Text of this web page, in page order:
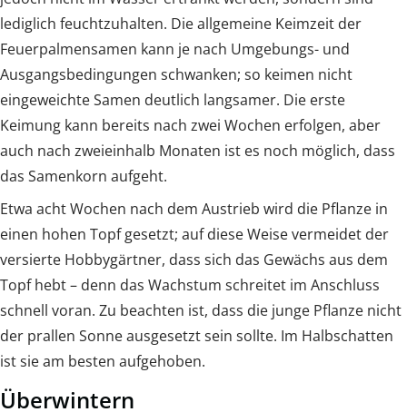
lediglich feuchtzuhalten. Die allgemeine Keimzeit der
Feuerpalmensamen kann je nach Umgebungs- und
Ausgangsbedingungen schwanken; so keimen nicht
eingeweichte Samen deutlich langsamer. Die erste
Keimung kann bereits nach zwei Wochen erfolgen, aber
auch nach zweieinhalb Monaten ist es noch möglich, dass
das Samenkorn aufgeht.
Etwa acht Wochen nach dem Austrieb wird die Pflanze in
einen hohen Topf gesetzt; auf diese Weise vermeidet der
versierte Hobbygärtner, dass sich das Gewächs aus dem
Topf hebt – denn das Wachstum schreitet im Anschluss
schnell voran. Zu beachten ist, dass die junge Pflanze nicht
der prallen Sonne ausgesetzt sein sollte. Im Halbschatten
ist sie am besten aufgehoben.
Überwintern